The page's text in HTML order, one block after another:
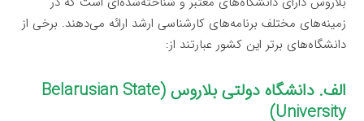
زمینه‌های مختلف برنامه‌های کارشناسی ارشد ارائه می‌دهند. برخی از
دانشگاه‌های برتر این کشور عبارتند از:
الف. دانشگاه دولتی بلاروس (Belarusian State
University)